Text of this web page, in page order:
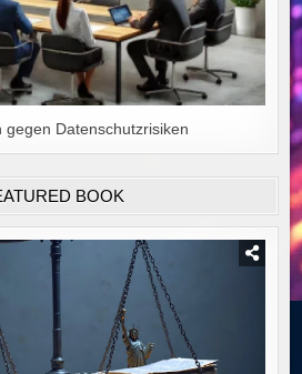
gegen Datenschutzrisiken
BOOK